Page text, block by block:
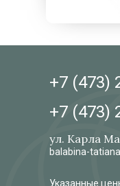
+7 (473)
+7 (473)
ул. Карла
balabina-
Указанные